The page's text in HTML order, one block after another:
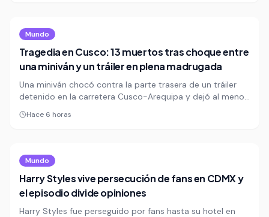
Mundo
Tragedia en Cusco: 13 muertos tras choque entre
una miniván y un tráiler en plena madrugada
Una miniván chocó contra la parte trasera de un tráiler
detenido en la carretera Cusco-Arequipa y dejó al menos
13 muertos y 4 heridos. El caso vuelve a exponer la
precariedad vial y la alta letalidad del tránsito en Perú.
Hace 6 horas
Mundo
Harry Styles vive persecución de fans en CDMX y
el episodio divide opiniones
Harry Styles fue perseguido por fans hasta su hotel en